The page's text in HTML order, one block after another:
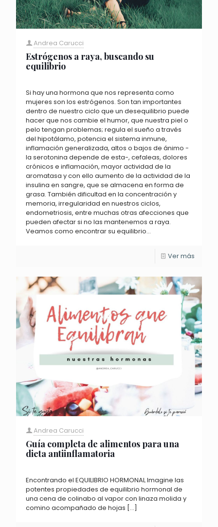
Andrea Carucci
Estrógenos a raya, buscando su
equilibrio
Si hay una hormona que nos representa como
mujeres son los estrógenos. Son tan importantes
dentro de nuestro ciclo que un desequilibrio puede
hacer que nos cambie el humor, que nuestra piel o
pelo tengan problemas; regula el sueño a través
del hipotálamo, potencia el sistema inmune,
inflamación generalizada, altos o bajos de ánimo -
la serotonina depende de esta-, cefaleas, dolores
crónicos e inflamación, mayor actividad de la
aromatasa y con ello aumento de la actividad de la
insulina en sangre, que se almacena en forma de
grasa. También dificultad en la concentración y
memoria, irregularidad en nuestros ciclos,
endometriosis, entre muchas otras afecciones que
pueden afectar si no las mantenemos a raya.
Veamos como encontrar su equilibrio...
Ver más
Andrea Carucci
Guía completa de alimentos para una
dieta antiinflamatoria
Encontrando el EQUILIBRIO HORMONAL Imagine las
potentes propiedades de equilibrio hormonal de
una cena de colinabo al vapor con linaza molida y
comino acompañado de hojas […]